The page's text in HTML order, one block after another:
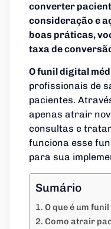
converter
consideração e
boas práticas,
taxa de
O funil digital
profissionais de
pacientes.
apenas atrair
consultas e
funciona esse
para sua
Sumário
O que é um
Como atrair